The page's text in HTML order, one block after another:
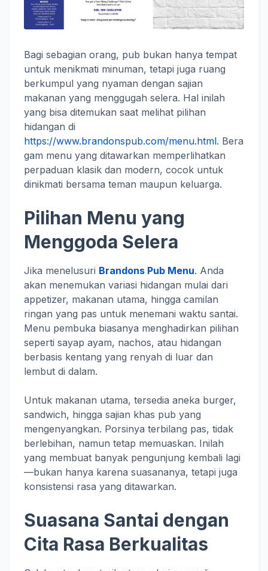
Bagi sebagian orang, pub bukan hanya tempat
untuk menikmati minuman, tetapi juga ruang
berkumpul yang nyaman dengan sajian
makanan yang menggugah selera. Hal inilah
yang bisa ditemukan saat melihat pilihan
hidangan di
https://www.brandonspub.com/menu.html. Bera
gam menu yang ditawarkan memperlihatkan
perpaduan klasik dan modern, cocok untuk
dinikmati bersama teman maupun keluarga.
Pilihan Menu yang
Menggoda Selera
Jika menelusuri Brandons Pub Menu. Anda
akan menemukan variasi hidangan mulai dari
appetizer, makanan utama, hingga camilan
ringan yang pas untuk menemani waktu santai.
Menu pembuka biasanya menghadirkan pilihan
seperti sayap ayam, nachos, atau hidangan
berbasis kentang yang renyah di luar dan
lembut di dalam.
Untuk makanan utama, tersedia aneka burger,
sandwich, hingga sajian khas pub yang
mengenyangkan. Porsinya terbilang pas, tidak
berlebihan, namun tetap memuaskan. Inilah
yang membuat banyak pengunjung kembali lagi
—bukan hanya karena suasananya, tetapi juga
konsistensi rasa yang ditawarkan.
Suasana Santai dengan
Cita Rasa Berkualitas